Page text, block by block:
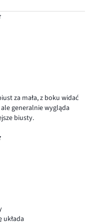
za mała, z boku widać
generalnie wygląda
biusty.
układa